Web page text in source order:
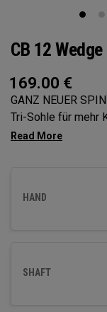
CB 12 Wedge
169.00 €
GANZ NEUER
Tri-Sohle für mehr
HAND
SHAFT